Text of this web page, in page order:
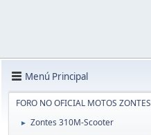
Menú Principal
FORO NO OFICIAL MOTOS ZONTES
► Zontes 310M-Scooter